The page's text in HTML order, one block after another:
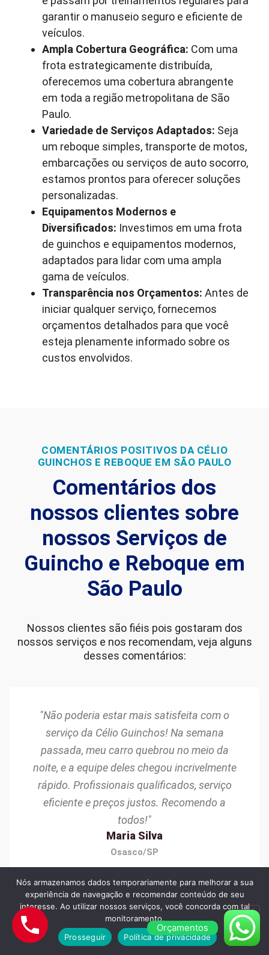
garantir o manuseio seguro e eficiente de
veículos.
Ampla Cobertura Geográfica: Com uma
frota estrategicamente distribuída,
oferecemos uma cobertura abrangente
em toda a região metropolitana de São
Paulo.
Variedade de Serviços Adaptados: Seja
um reboque simples, transporte de motos,
embarcações ou serviços de auto socorro,
estamos prontos para oferecer soluções
personalizadas.
Equipamentos Modernos e
Diversificados: Investimos em uma frota
de guinchos e equipamentos modernos,
adaptados para lidar com uma ampla
gama de veículos.
Transparência nos Orçamentos: Antes de
iniciar qualquer serviço, fornecemos
orçamentos detalhados para que você
esteja plenamente informado sobre os
custos envolvidos.
COMENTÁRIOS POSITIVOS DA CÉLIO
GUINCHOS E REBOQUE EM SÃO PAULO
Comentários dos
nossos clientes sobre
nossos Serviços de
Guincho e Reboque em
São Paulo
Nossos clientes são fiéis pois gostaram dos
nossos serviços e nos recomendam, veja alguns
desses comentários:
"Não poderia estar mais satisfeita com o
serviço da Célio Guinchos! Na semana
passada, meu carro quebrou no meio da
noite, e a equipe deles chegou incrivelmente
rápido. Profissionais qualificados, serviço
eficiente e preços justos. Recomendo a
todos!"
Maria Silva
Osasco/SP
Orçamentos
Nós armazenamos dados temporariamente para melhorar a sua
experiência de navegação e recomendar conteúdo de seu
interesse. Ao utilizar nossos serviços, você concorda com tal
monitoramento.
Prosseguir
Política de privacidade